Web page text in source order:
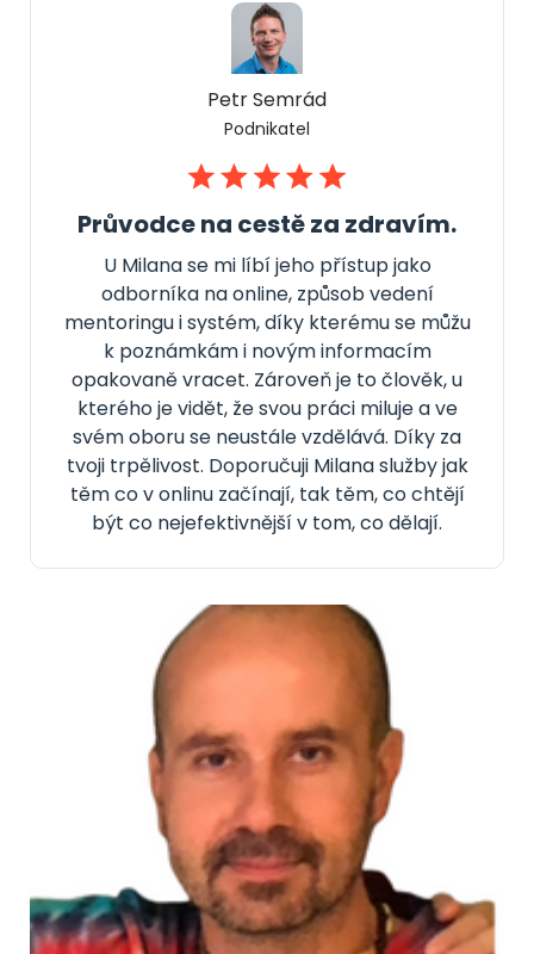
Petr Semrád
Podnikatel
Průvodce na cestě za zdravím.
U Milana se mi líbí jeho přístup jako
odborníka na online, způsob vedení
mentoringu i systém, díky kterému se můžu
k poznámkám i novým informacím
opakovaně vracet. Zároveň je to člověk, u
kterého je vidět, že svou práci miluje a ve
svém oboru se neustále vzdělává. Díky za
tvoji trpělivost. Doporučuji Milana služby jak
těm co v onlinu začínají, tak těm, co chtějí
být co nejefektivnější v tom, co dělají.